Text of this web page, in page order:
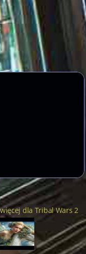
więcej dla Tribal Wars 2